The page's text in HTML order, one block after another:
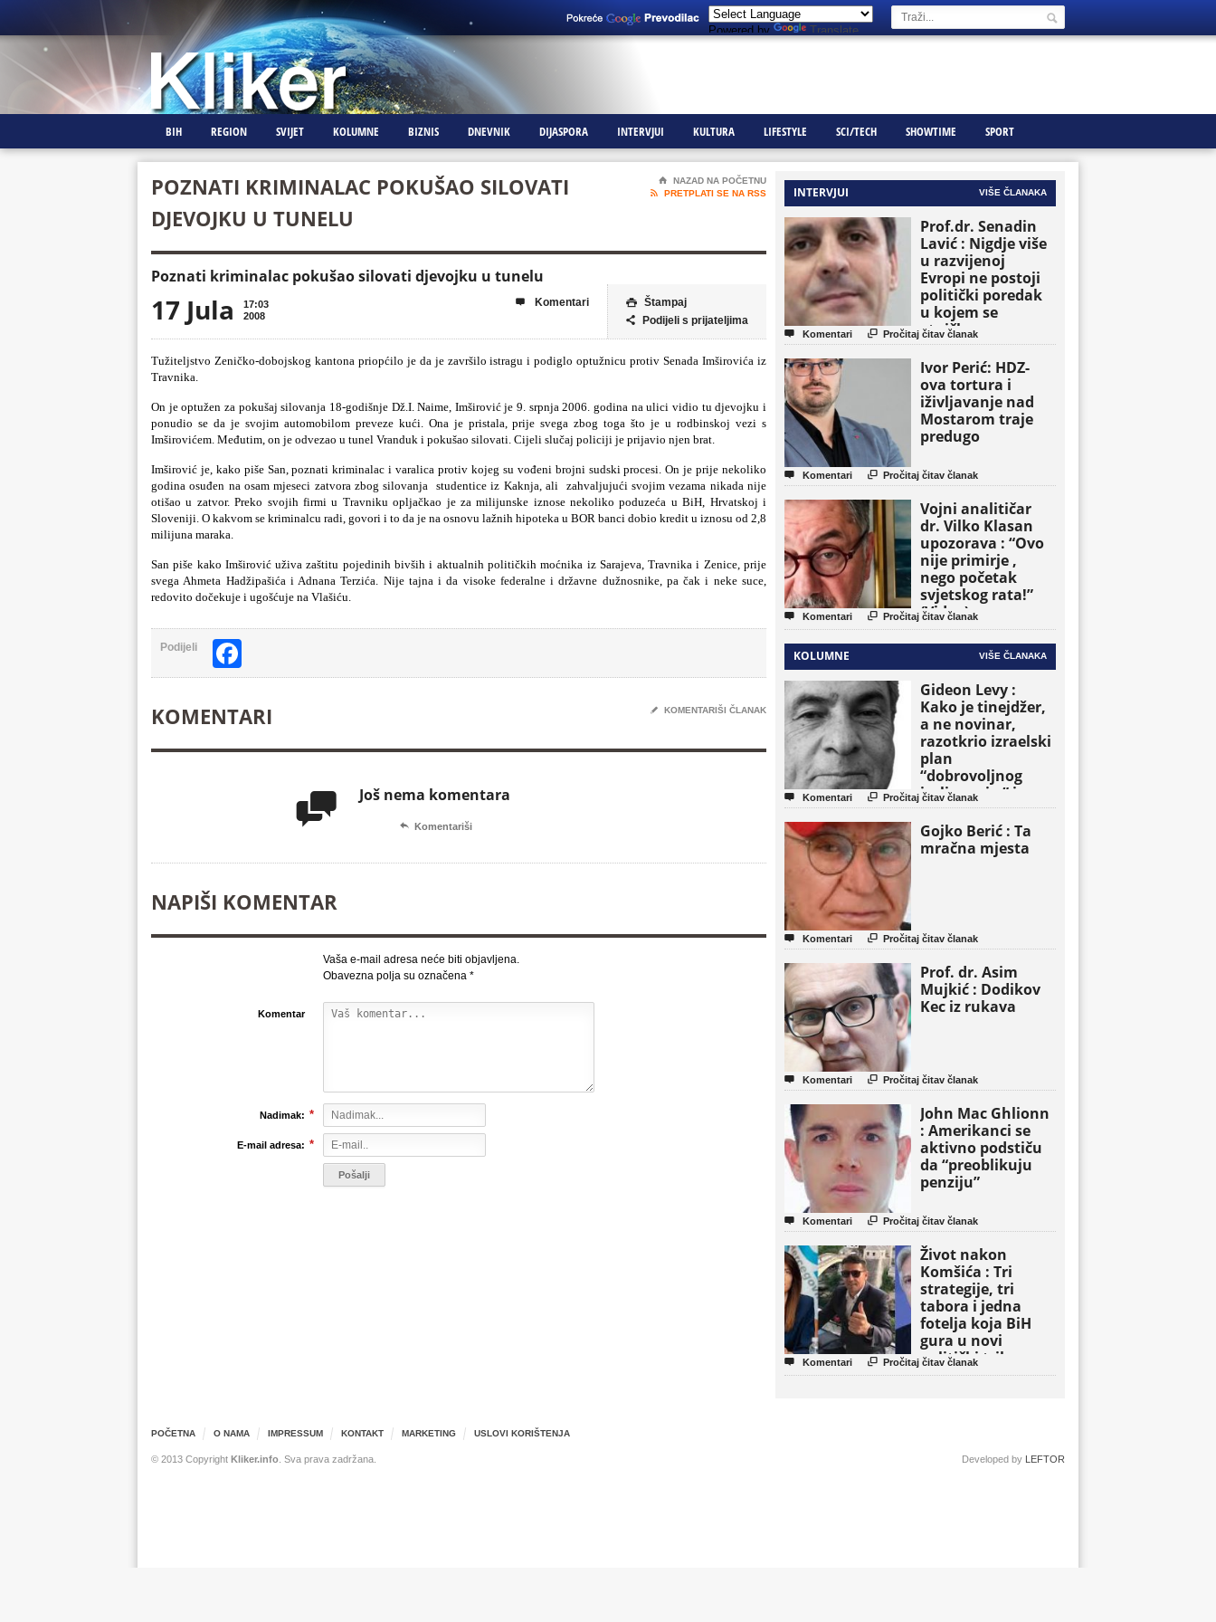
Powered by Translate
BIH REGION SVIJET KOLUMNE BIZNIS DNEVNIK DIJASPORA INTERVJUI KULTURA LIFESTYLE SCI/TECH SHOWTIME SPORT
POZNATI KRIMINALAC POKUŠAO SILOVATI
DJEVOJKU U TUNELU
⌂
NAZAD NA POČETNU

PRETPLATI SE NA RSS
Poznati kriminalac pokušao silovati djevojku u tunelu
17 Jula
17:03
2008
 Štampaj
 Podijeli s prijateljima
 Komentari
Tužiteljstvo Zeničko-dobojskog kantona priopćilo je da je završilo istragu i podiglo optužnicu protiv Senada Imširovića iz
Travnika.
On je optužen za pokušaj silovanja 18-godišnje Dž.I. Naime, Imširović je 9. srpnja 2006. godina na ulici vidio tu djevojku i
ponudio se da je svojim automobilom preveze kući. Ona je pristala, prije svega zbog toga što je u rodbinskoj vezi s
Imširovićem. Međutim, on je odvezao u tunel Vranduk i pokušao silovati. Cijeli slučaj policiji je prijavio njen brat.
Imširović je, kako piše San, poznati kriminalac i varalica protiv kojeg su vođeni brojni sudski procesi. On je prije nekoliko
godina osuđen na osam mjeseci zatvora zbog silovanja studentice iz Kaknja, ali zahvaljujući svojim vezama nikada nije
otišao u zatvor. Preko svojih firmi u Travniku opljačkao je za milijunske iznose nekoliko poduzeća u BiH, Hrvatskoj i
Sloveniji. O kakvom se kriminalcu radi, govori i to da je na osnovu lažnih hipoteka u BOR banci dobio kredit u iznosu od 2,8
milijuna maraka.
San piše kako Imširović uživa zaštitu pojedinih bivših i aktualnih političkih moćnika iz Sarajeva, Travnika i Zenice, prije
svega Ahmeta Hadžipašića i Adnana Terzića. Nije tajna i da visoke federalne i državne dužnosnike, pa čak i neke suce,
redovito dočekuje i ugošćuje na Vlašiću.
Podijeli
KOMENTARI ✎ KOMENTARIŠI ČLANAK
 Još nema komentara
 Komentariši
NAPIŠI KOMENTAR
Vaša e-mail adresa neće biti objavljena.
Obavezna polja su označena *
Komentar
Nadimak: *
E-mail adresa: *
INTERVJUI VIŠE ČLANAKA
Prof.dr. Senadin
Lavić : Nigdje više
u razvijenoj
Evropi ne postoji
politički poredak
u kojem se
etničke grupe
pojavljuju kao
osnovne političke
jedinice
 Komentari  Pročitaj čitav članak
Ivor Perić: HDZ-
ova tortura i
iživljavanje nad
Mostarom traje
predugo
 Komentari  Pročitaj čitav članak
Vojni analitičar
dr. Vilko Klasan
upozorava : “Ovo
nije primirje ,
nego početak
svjetskog rata!”
(Video)
 Komentari  Pročitaj čitav članak
KOLUMNE VIŠE ČLANAKA
Gideon Levy :
Kako je tinejdžer,
a ne novinar,
razotkrio izraelski
plan
“dobrovoljnog
iseljavanja ” iz
Gaze
 Komentari  Pročitaj čitav članak
Gojko Berić : Ta
mračna mjesta
 Komentari  Pročitaj čitav članak
Prof. dr. Asim
Mujkić : Dodikov
Kec iz rukava
 Komentari  Pročitaj čitav članak
John Mac Ghlionn
: Amerikanci se
aktivno podstiču
da “preoblikuju
penziju”
 Komentari  Pročitaj čitav članak
Život nakon
Komšića : Tri
strategije, tri
tabora i jedna
fotelja koja BiH
gura u novi
politički triler
 Komentari  Pročitaj čitav članak
POČETNA O NAMA IMPRESSUM KONTAKT MARKETING USLOVI KORIŠTENJA
© 2013 Copyright Kliker.info. Sva prava zadržana. Developed by LEFTOR